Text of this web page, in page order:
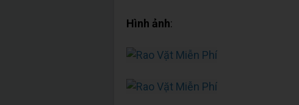
Hình ảnh: